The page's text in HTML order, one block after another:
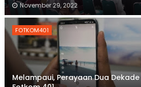
November 29, 2022
FOTKOM401
Melampaui, Perayaan Dua Dekade